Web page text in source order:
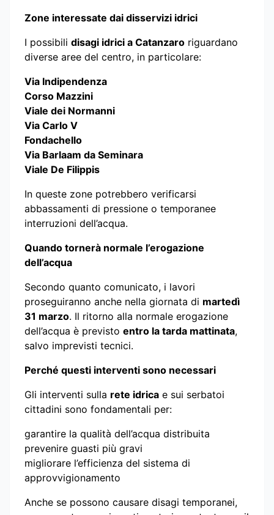
Zone interessate dai disservizi idrici
I possibili disagi idrici a Catanzaro riguardano
diverse aree del centro, in particolare:
Via Indipendenza
Corso Mazzini
Viale dei Normanni
Via Carlo V
Fondachello
Via Barlaam da Seminara
Viale De Filippis
In queste zone potrebbero verificarsi
abbassamenti di pressione o temporanee
interruzioni dell’acqua.
Quando tornerà normale l’erogazione
dell’acqua
Secondo quanto comunicato, i lavori
proseguiranno anche nella giornata di martedì
31 marzo. Il ritorno alla normale erogazione
dell’acqua è previsto entro la tarda mattinata,
salvo imprevisti tecnici.
Perché questi interventi sono necessari
Gli interventi sulla rete idrica e sui serbatoi
cittadini sono fondamentali per:
garantire la qualità dell’acqua distribuita
prevenire guasti più gravi
migliorare l’efficienza del sistema di
approvvigionamento
Anche se possono causare disagi temporanei,